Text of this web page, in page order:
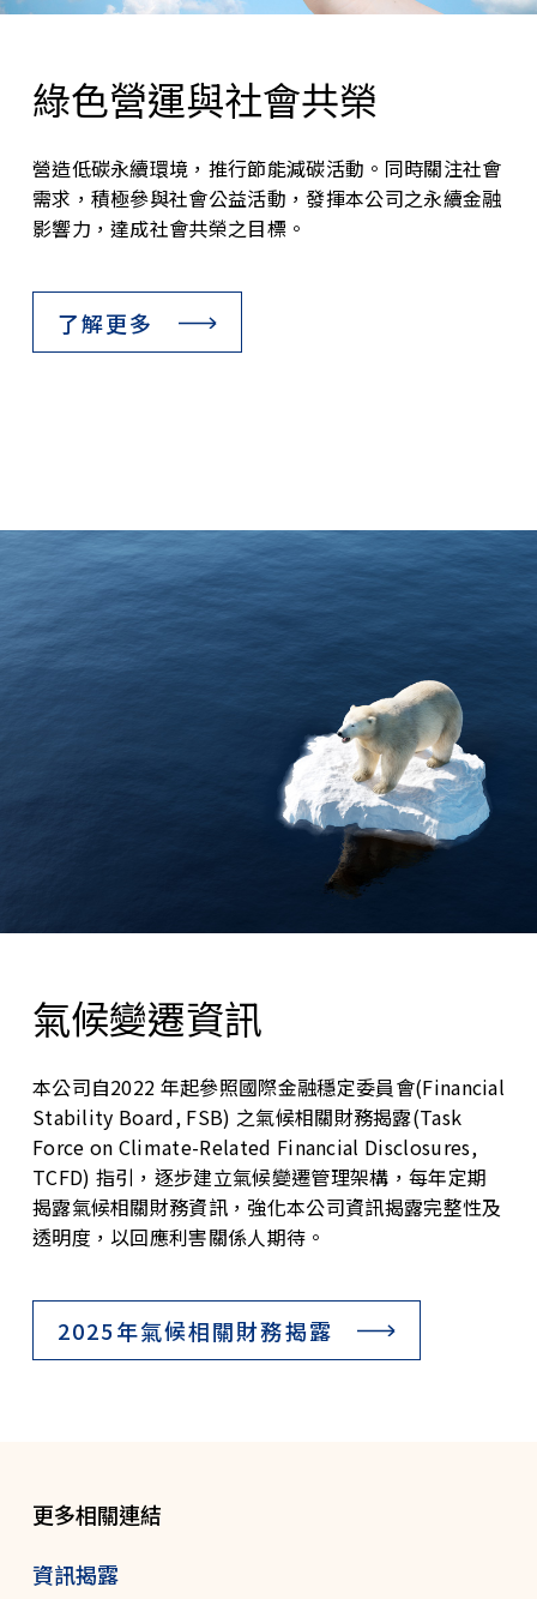
綠色營運與社會共榮
營造低碳永續環境，推行節能減碳活動。同時關注社會
需求，積極參與社會公益活動，發揮本公司之永續金融
影響力，達成社會共榮之目標。
了解更多
氣候變遷資訊
本公司自2022 年起參照國際金融穩定委員會(Financial
Stability Board, FSB) 之氣候相關財務揭露(Task
Force on Climate-Related Financial Disclosures,
TCFD) 指引，逐步建立氣候變遷管理架構，每年定期
揭露氣候相關財務資訊，強化本公司資訊揭露完整性及
透明度，以回應利害關係人期待。
2025年氣候相關財務揭露
更多相關連結
資訊揭露